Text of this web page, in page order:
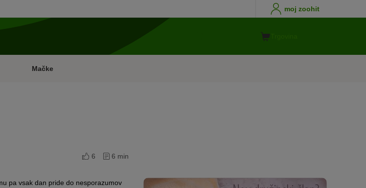
moj zoohit
Mačke
6
6 min
pa vsak dan pride do nesporazumov